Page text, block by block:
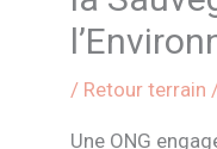
/ Retour terrain
Une ONG